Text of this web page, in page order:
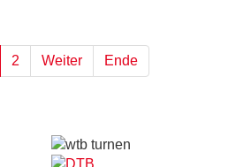
2 Weiter Ende